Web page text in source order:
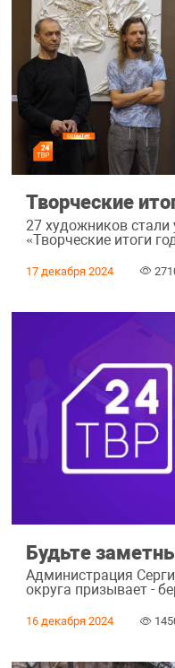
Творческие
27 художников
«Творческие итоги
17 декабря 2024
Будьте
Администрация
округа призывает -
16 декабря 2024